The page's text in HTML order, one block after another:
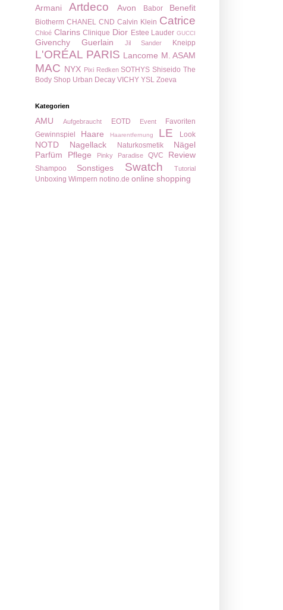
Armani Artdeco Avon Babor Benefit
Biotherm CHANEL CND Calvin Klein Catrice
Chloé Clarins Clinique Dior Estee Lauder GUCCI
Givenchy Guerlain Jil Sander Kneipp
L'ORÉAL PARIS Lancome M. ASAM
MAC NYX Pixi Redken SOTHYS Shiseido The
Body Shop Urban Decay VICHY YSL Zoeva
Kategorien
AMU Aufgebraucht EOTD Event
Favoriten
Gewinnspiel
Haare Haarentfernung LE Look
NOTD Nagellack Naturkosmetik
Nägel
Parfüm
Pflege Pinky Paradise QVC Review
Shampoo Sonstiges Swatch Tutorial
Unboxing Wimpern notino.de online shopping